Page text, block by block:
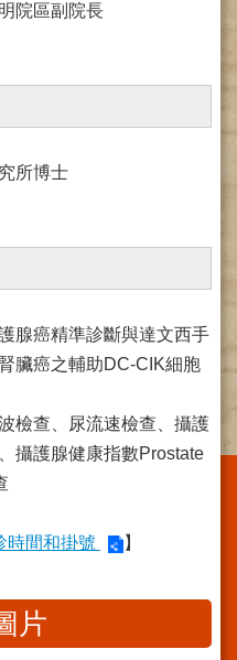
院區副院長
所博士
腺癌精準診斷與達文西手
臟癌之輔助DC-CIK細胞
檢查、尿流速檢查、攝護
攝護腺健康指數Prostate
時間和掛號 】
片